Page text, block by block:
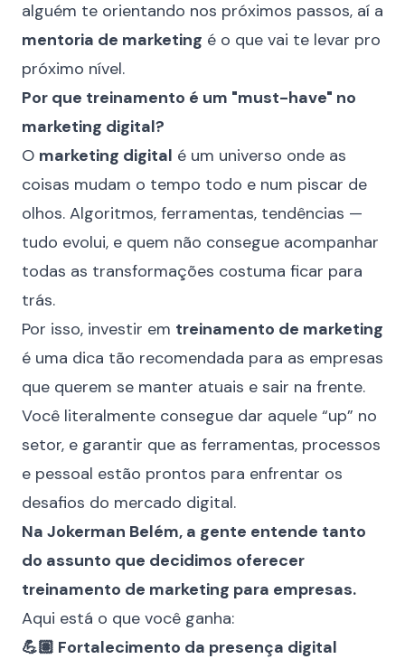
alguém te orientando nos próximos passos, aí a
mentoria de marketing é o que vai te levar pro
próximo nível.
Por que treinamento é um "must-have" no
marketing digital?
O marketing digital é um universo onde as
coisas mudam o tempo todo e num piscar de
olhos. Algoritmos, ferramentas, tendências —
tudo evolui, e quem não consegue acompanhar
todas as transformações costuma ficar para
trás.
Por isso, investir em treinamento de marketing
é uma dica tão recomendada para as empresas
que querem se manter atuais e sair na frente.
Você literalmente consegue dar aquele “up” no
setor, e garantir que as ferramentas, processos
e pessoal estão prontos para enfrentar os
desafios do mercado digital.
Na Jokerman Belém, a gente entende tanto
do assunto que decidimos oferecer
treinamento de marketing para empresas.
Aqui está o que você ganha:
💪🏽 Fortalecimento da presença digital